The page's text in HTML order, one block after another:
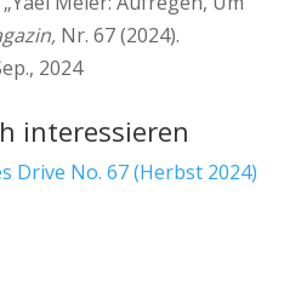
Nr. 67 (2024).
2024
interessieren
Drive No. 67 (Herbst 2024)